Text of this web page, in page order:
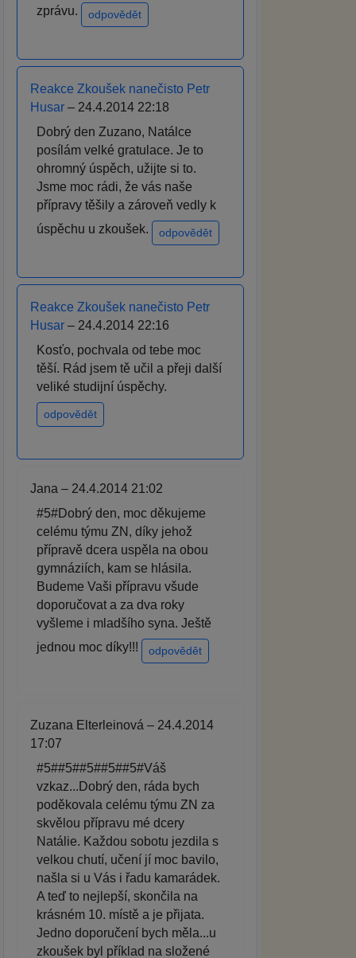
zprávu.
odpovědět
Reakce Zkoušek nanečisto Petr
Husar – 24.4.2014 22:18
Dobrý den Zuzano, Natálce
posílám velké gratulace. Je to
ohromný úspěch, užijte si to.
Jsme moc rádi, že vás naše
přípravy těšily a zároveň vedly k
úspěchu u zkoušek.
odpovědět
Reakce Zkoušek nanečisto Petr
Husar – 24.4.2014 22:16
Kosťo, pochvala od tebe moc
těší. Rád jsem tě učil a přeji další
veliké studijní úspěchy.
odpovědět
Jana – 24.4.2014 21:02
#5#Dobrý den, moc děkujeme
celému týmu ZN, díky jehož
přípravě dcera uspěla na obou
gymnáziích, kam se hlásila.
Budeme Vaši přípravu všude
doporučovat a za dva roky
vyšleme i mladšího syna. Ještě
jednou moc díky!!!
odpovědět
Zuzana Elterleinová – 24.4.2014
17:07
#5##5##5##5##5#Váš
vzkaz...Dobrý den, ráda bych
poděkovala celému týmu ZN za
skvělou přípravu mé dcery
Natálie. Každou sobotu jezdila s
velkou chutí, učení jí moc bavilo,
našla si u Vás i řadu kamarádek.
A teď to nejlepší, skončila na
krásném 10. místě a je přijata.
Jedno doporučení bych měla...u
zkoušek byl příklad na složené